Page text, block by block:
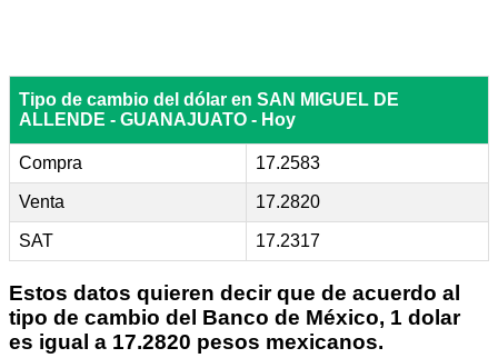
Tipo de cambio del dólar en SAN MIGUEL DE
ALLENDE - GUANAJUATO - Hoy
Compra 17.2583
Venta 17.2820
SAT 17.2317
Estos datos quieren decir que de acuerdo al
tipo de cambio del Banco de México, 1 dolar
es igual a 17.2820 pesos mexicanos.